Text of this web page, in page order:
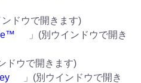
ンドウで開きます)
」(別ウインドウで開き
ドウで開きます)
」(別ウインドウで開き